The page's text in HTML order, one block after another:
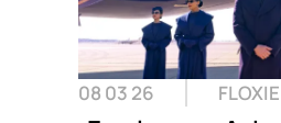
08 03 26 FLOXIE